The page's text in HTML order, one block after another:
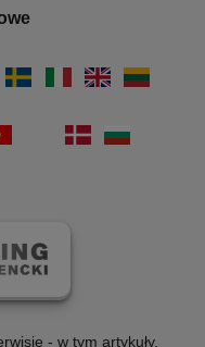
- w tym artykuły,